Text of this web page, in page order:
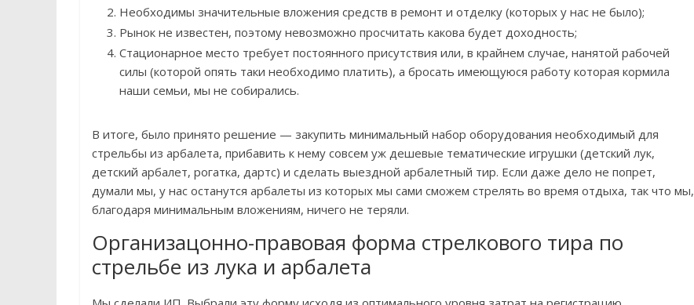
Необходимы значительные вложения средств в ремонт и отделку (которых у нас не было);
Рынок не известен, поэтому невозможно просчитать какова будет доходность;
Стационарное место требует постоянного присутствия или, в крайнем случае, нанятой рабочей
силы (которой опять таки необходимо платить), а бросать имеющуюся работу которая кормила
наши семьи, мы не собирались.
В итоге, было принято решение — закупить минимальный набор оборудования необходимый для
стрельбы из арбалета, прибавить к нему совсем уж дешевые тематические игрушки (детский лук,
детский арбалет, рогатка, дартс) и сделать выездной арбалетный тир. Если даже дело не попрет,
думали мы, у нас останутся арбалеты из которых мы сами сможем стрелять во время отдыха, так что мы,
благодаря минимальным вложениям, ничего не теряли.
Организацонно-правовая форма стрелкового тира по
стрельбе из лука и арбалета